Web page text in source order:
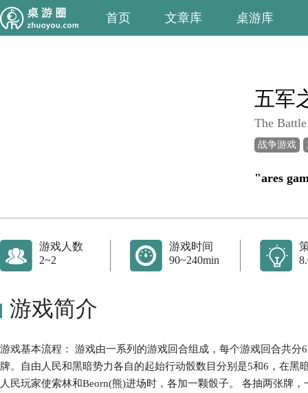
首页 文章库 桌游库
五军
The
战争游戏
"ares
游戏人数
2~2
游戏时间
90~240min
游戏简介
游戏基本流程： 游戏由一系列的游戏回合组成，每个游戏回合共
牌。自由人民和黑暗势力各自的起始行动骰数目分别是5和6，在黑
人民玩家使索林和Beorn(熊)进场时，各加一颗骰子。 各抽两张牌